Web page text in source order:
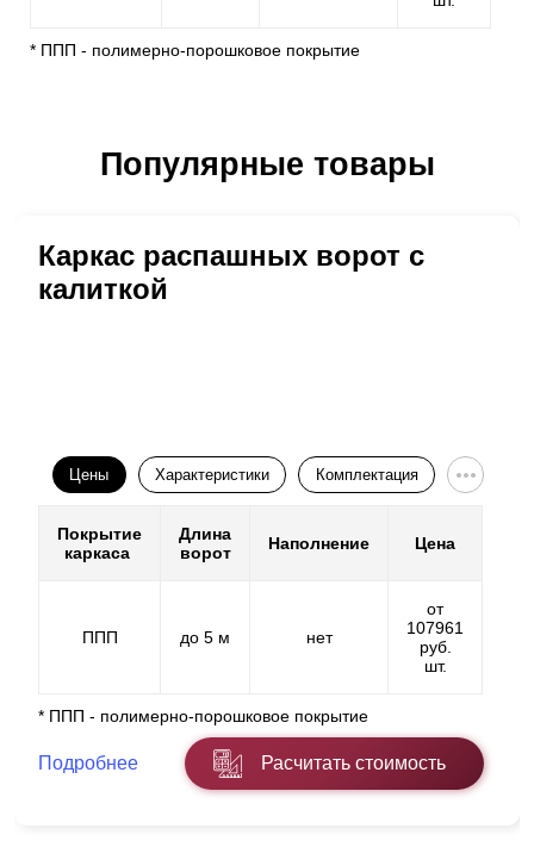
* ППП - полимерно-порошковое покрытие
Популярные товары
Каркас распашных ворот с
калиткой
Цены Характеристики Комплектация
Покрытие
каркаса
Длина
ворот
Наполнение Цена
ППП до 5 м нет
от
107961
руб.
шт.
* ППП - полимерно-порошковое покрытие
Подробнее Расчитать стоимость